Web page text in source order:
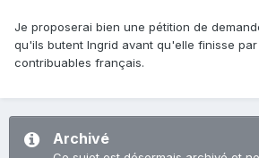
Je proposerai bien une pétition de
qu'ils butent Ingrid avant qu'elle finisse
contribuables français.
Archivé